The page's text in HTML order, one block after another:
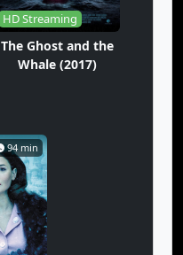
HD Streaming
The Ghost and the
Whale (2017)
94 min